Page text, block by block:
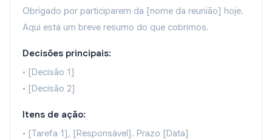
Obrigado por participarem da [nome da reunião] hoje.
Aqui está um breve resumo do que cobrimos.
Decisões principais:
• [Decisão 1]
• [Decisão 2]
Itens de ação:
• [Tarefa 1], [Responsável]. Prazo [Data]